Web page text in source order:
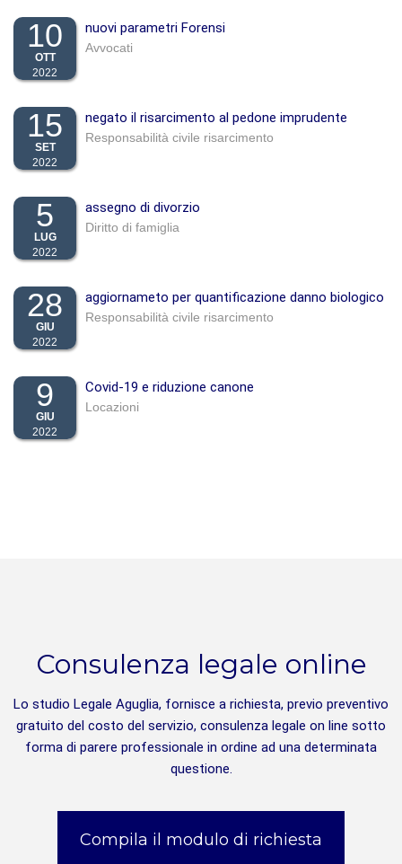
10
OTT
2022
nuovi parametri Forensi
Avvocati
15
SET
2022
negato il risarcimento al pedone imprudente
Responsabilità civile risarcimento
5
LUG
2022
assegno di divorzio
Diritto di famiglia
28
GIU
2022
aggiornameto per quantificazione danno biologico
Responsabilità civile risarcimento
9
GIU
2022
Covid-19 e riduzione canone
Locazioni
Consulenza legale online
Lo studio Legale Aguglia, fornisce a richiesta, previo preventivo
gratuito del costo del servizio, consulenza legale on line sotto
forma di parere professionale in ordine ad una determinata
questione.
Compila il modulo di richiesta